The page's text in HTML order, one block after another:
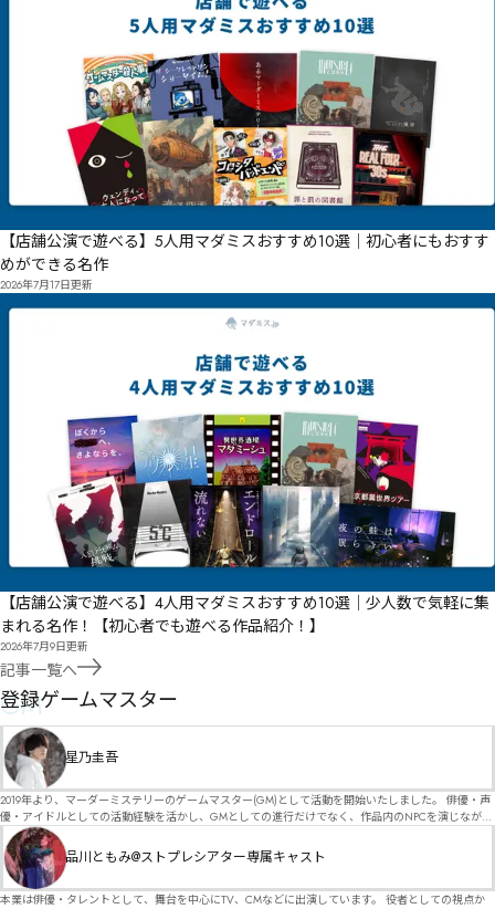
【店舗公演で遊べる】5人用マダミスおすすめ10選｜初心者にもおすす
めができる名作
2026年7月17日更新
【店舗公演で遊べる】4人用マダミスおすすめ10選｜少人数で気軽に集
まれる名作！【初心者でも遊べる作品紹介！】
2026年7月9日更新
記事一覧へ
GM
登録ゲームマスター
星乃圭吾
2019年より、マーダーミステリーのゲームマスター(GM)として活動を開始いたしました。 俳優・声
優・アイドルとしての活動経験を活かし、GMとしての進行だけでなく、作品内のNPCを演じなが
ら、お客様に物語の世界へ入り込んでいただくような演出・サービスを得意としています。 自分自
身でも作品制作を行っているので、作家さんが作品に込めた想いや意図を大切にしながら、その作
品の魅力をお客様に届けられるような公演を心がけています。 参加してくださる皆様がどんなエン
ディングを迎えるのか、どんな物語が生まれるのかを想像しながら、公演を進めていく時間が本当
に大好きです！ 対応可能作品は、オフライン（対面）作品のみとなります。 得意分野をひとつ挙げ
品川ともみ@ストプレシアター専属キャスト
本業は俳優・タレントとして、舞台を中心にTV、CMなどに出演しています。 役者としての視点か